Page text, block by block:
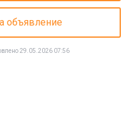
объявление
29.05.2026 07:56